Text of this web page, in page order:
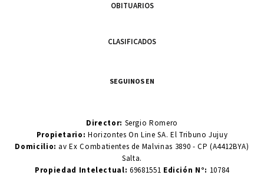
OBITUARIOS
CLASIFICADOS
SEGUINOS EN
Director: Sergio Romero
Propietario:Horizontes On Line SA. El Tribuno Jujuy
Domicilio: av Ex Combatientes de Malvinas 3890 - CP (A4412BYA)
Salta.
Propiedad Intelectual: 69681551 Edición N°: 10784